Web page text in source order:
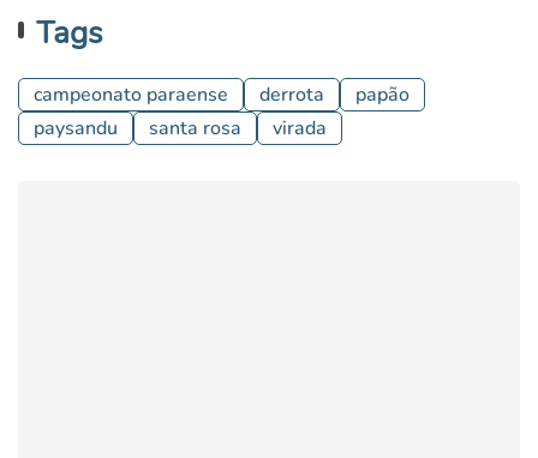
Tags
campeonato paraense derrota
papão
paysandu
santa rosa virada